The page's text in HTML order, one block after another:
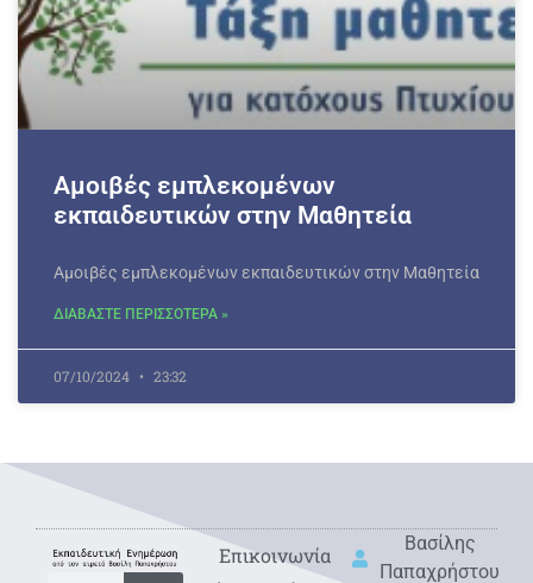
Αμοιβές εμπλεκομένων
εκπαιδευτικών στην Μαθητεία
Αμοιβές εμπλεκομένων εκπαιδευτικών στην Μαθητεία
ΔΙΑΒΑΣΤΕ ΠΕΡΙΣΣΟΤΕΡΑ »
07/10/2024 23:32
Eπικοινωνία
Βασίλης
Παπαχρήστου